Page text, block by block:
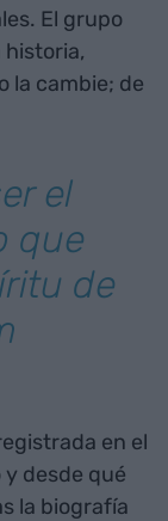
El grupo
historia,
la cambie; de
el
que
de
en el
desde qué
la biografía